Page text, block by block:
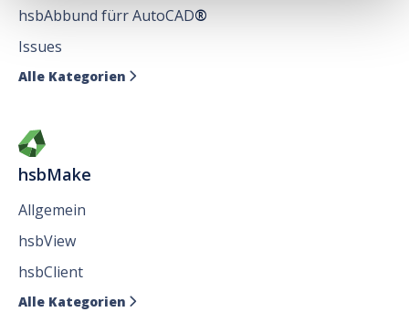
hsbAbbund fürr AutoCAD®
Issues
Alle Kategorien 
hsbMake
Allgemein
hsbView
hsbClient
Alle Kategorien 